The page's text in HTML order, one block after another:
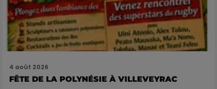
4 août 2026
FÊTE DE LA POLYNÉSIE À VILLEVEYRAC